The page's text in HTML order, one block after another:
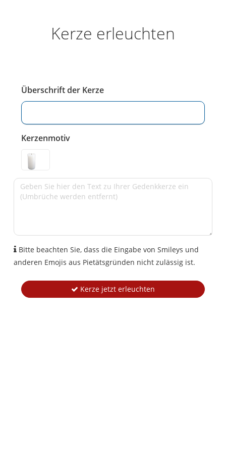
Kerze erleuchten
Überschrift der Kerze
Kerzenmotiv
Bitte beachten Sie, dass die Eingabe von Smileys und
anderen Emojis aus Pietätsgründen nicht zulässig ist.
Kerze jetzt erleuchten